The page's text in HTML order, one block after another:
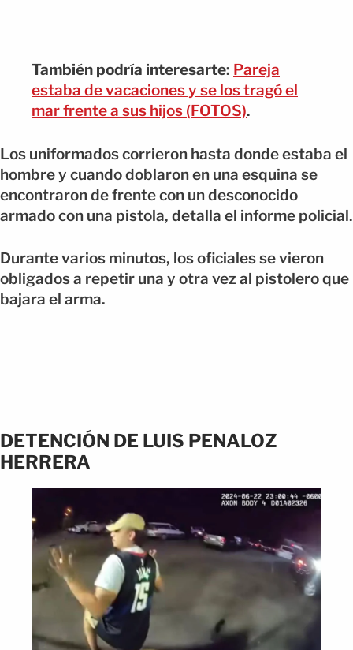
También podría interesarte: Pareja
estaba de vacaciones y se los tragó el
mar frente a sus hijos (FOTOS).
Los uniformados corrieron hasta donde estaba el
hombre y cuando doblaron en una esquina se
encontraron de frente con un desconocido
armado con una pistola, detalla el informe policial.
Durante varios minutos, los oficiales se vieron
obligados a repetir una y otra vez al pistolero que
bajara el arma.
DETENCIÓN DE LUIS PENALOZ
HERRERA